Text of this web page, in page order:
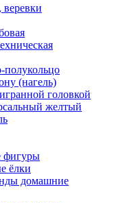
(нагель)
головкой
желтый
фигуры
ёлки
домашние